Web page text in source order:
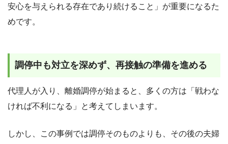
安心を与えられる存在であり続けること」が重要になるた
めです。
調停中も対立を深めず、再接触の準備を進める
代理人が入り、離婚調停が始まると、多くの方は「戦わな
ければ不利になる」と考えてしまいます。
しかし、この事例では調停そのものよりも、その後の夫婦